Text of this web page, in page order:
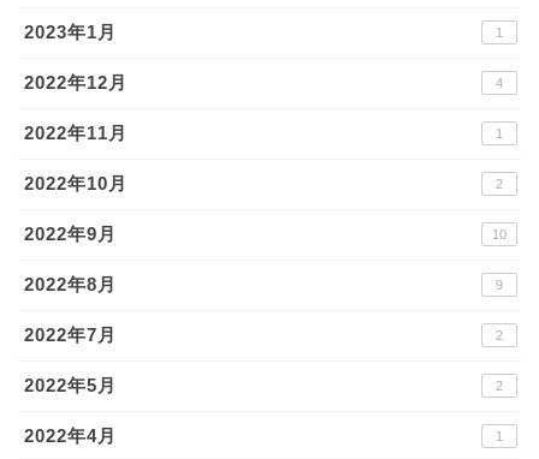
2023年1月 1
2022年12月 4
2022年11月 1
2022年10月 2
2022年9月 10
2022年8月 9
2022年7月 2
2022年5月 2
2022年4月 1